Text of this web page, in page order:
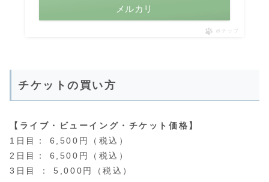
メルカリ
ポチップ
チケットの買い方
【ライブ・ビューイング・チケット価格】
1日目： 6,500円（税込）
2日目： 6,500円（税込）
3日目 ： 5,000円（税込）